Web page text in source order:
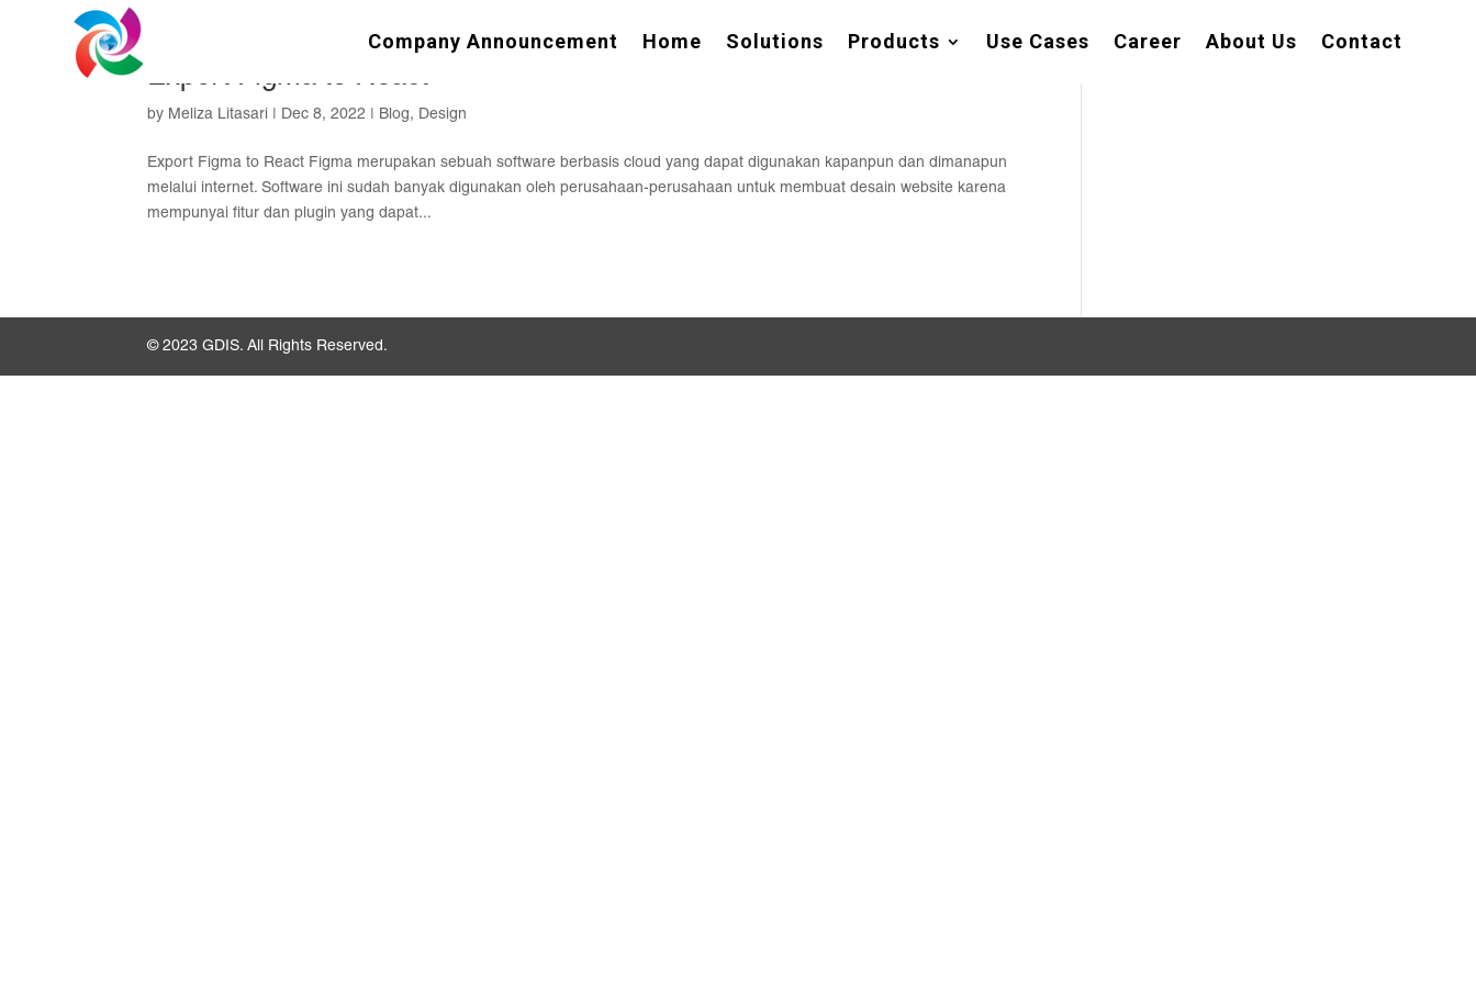
Company Announcement Home Solutions Products Use Cases Career About Us Contact
Export Figma to React
by Meliza Litasari Dec 8, 2022 Blog, Design
Export Figma to React Figma merupakan sebuah software berbasis cloud yang dapat digunakan kapanpun dan dimanapun
melalui internet. Software ini sudah banyak digunakan oleh perusahaan-perusahaan untuk membuat desain website karena
mempunyai fitur dan plugin yang dapat...
© 2023 GDIS. All Rights Reserved.